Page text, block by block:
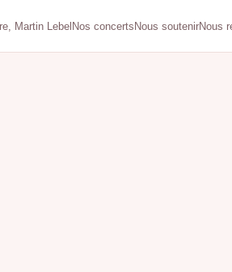
Martin Lebel Nos concerts Nous soutenirNous